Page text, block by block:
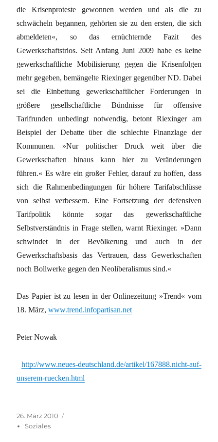
die Krisenproteste gewonnen werden und als die zu
schwächeln begannen, gehörten sie zu den ersten, die sich
abmeldeten«, so das ernüchternde Fazit des
Gewerkschaftstrios. Seit Anfang Juni 2009 habe es keine
gewerkschaftliche Mobilisierung gegen die Krisenfolgen
mehr gegeben, bemängelte Riexinger gegenüber ND. Dabei
sei die Einbettung gewerkschaftlicher Forderungen in
größere gesellschaftliche Bündnisse für offensive
Tarifrunden unbedingt notwendig, betont Riexinger am
Beispiel der Debatte über die schlechte Finanzlage der
Kommunen. »Nur politischer Druck weit über die
Gewerkschaften hinaus kann hier zu Veränderungen
führen.« Es wäre ein großer Fehler, darauf zu hoffen, dass
sich die Rahmenbedingungen für höhere Tarifabschlüsse
von selbst verbessern. Eine Fortsetzung der defensiven
Tarifpolitik könnte sogar das gewerkschaftliche
Selbstverständnis in Frage stellen, warnt Riexinger. »Dann
schwindet in der Bevölkerung und auch in der
Gewerkschaftsbasis das Vertrauen, dass Gewerkschaften
noch Bollwerke gegen den Neoliberalismus sind.«
Das Papier ist zu lesen in der Onlinezeitung »Trend« vom
18. März,www.trend.infopartisan.net
Peter Nowak
http://www.neues-deutschland.de/artikel/167888.nicht-auf-
unserem-ruecken.html
Veröffentlicht
am
26. März 2010
Soziales